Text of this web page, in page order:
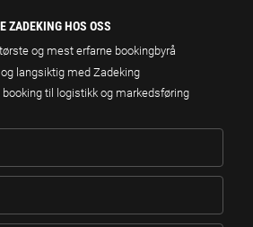
ZADEKING HOS OSS
og mest erfarne bookingbyrå
langsiktig med Zadeking
til logistikk og markedsføring